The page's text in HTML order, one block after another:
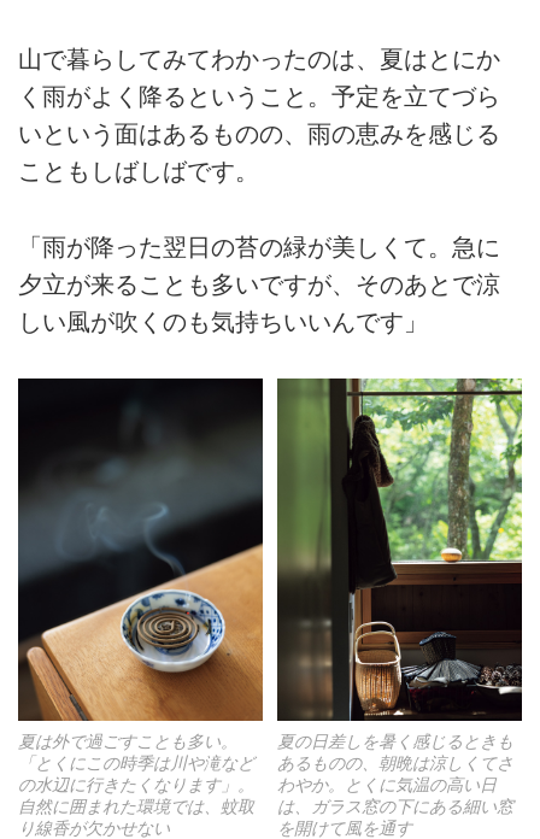
山で暮らしてみてわかったのは、夏はとにか
く雨がよく降るということ。予定を立てづら
いという面はあるものの、雨の恵みを感じる
こともしばしばです。
「雨が降った翌日の苔の緑が美しくて。急に
夕立が来ることも多いですが、そのあとで涼
しい風が吹くのも気持ちいいんです」
夏は外で過ごすことも多い。
「とくにこの時季は川や滝など
の水辺に行きたくなります」。
自然に囲まれた環境では、蚊取
り線香が欠かせない
夏の日差しを暑く感じるときも
あるものの、朝晩は涼しくてさ
わやか。とくに気温の高い日
は、ガラス窓の下にある細い窓
を開けて風を通す